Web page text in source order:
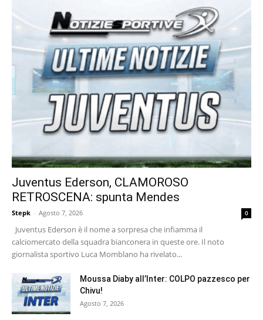
Juventus Ederson, CLAMOROSO
RETROSCENA: spunta Mendes
Stepk - Agosto 7, 2026 0
Juventus Ederson è il nome a sorpresa che infiamma il
calciomercato della squadra bianconera in queste ore. Il noto
giornalista sportivo Luca Momblano ha rivelato...
Moussa Diaby all’Inter: COLPO pazzesco per
Chivu!
Agosto 7, 2026